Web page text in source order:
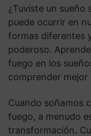
¿Tuviste un sueño
puede ocurrir en
formas diferentes
poderoso.
fuego en los
comprender mejor
Cuando soñamos
fuego, a menudo
transformación.